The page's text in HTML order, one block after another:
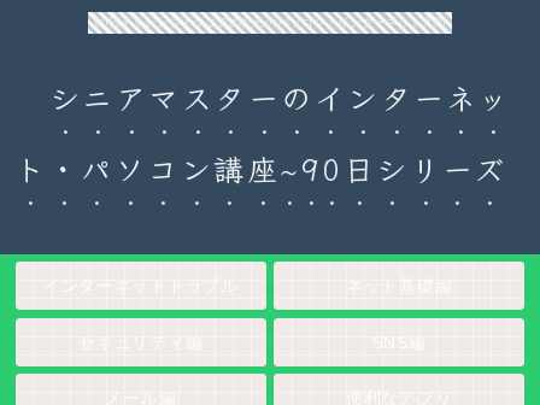
90日チャレンジ！シニアのためのパソコン・インターネット入門
シニアマスターのインターネッ
ト・パソコン講座~90日シリーズ